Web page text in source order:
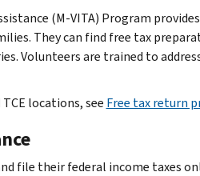
(M-VITA) Program
They can find free tax
Volunteers are trained to
locations, see Free tax return
file their federal income taxes